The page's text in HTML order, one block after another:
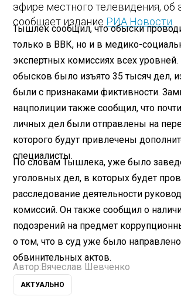
эфире местного телевидения, об
сообщает издание РИА Новости
Тышлек сообщил, что обыски
только в ВВК, но и в медико-
экспертных комиссиях всех уровней.
обысков было изъято 35 тысяч дел,
были с признаками фиктивности.
нацполиции также сообщил, что
личных дел были отправлены на
которого будут привлечены
специалисты.
По словам Тышлека, уже было
уголовных дел, в которых будет
расследование деятельности
комиссий. Он также сообщил о
подозрений на предмет
о том, что в суд уже было
обвинительных актов.
Автор: Вячеслав Шевченко
АКТУАЛЬНО